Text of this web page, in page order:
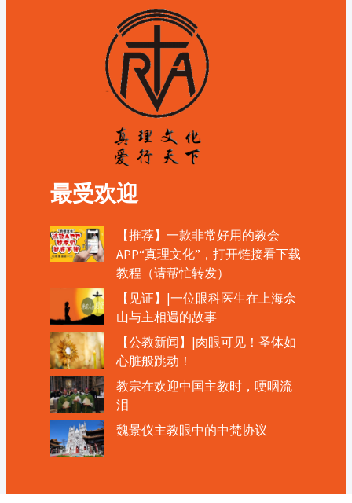
最受欢迎
【推荐】一款非常好用的教会
APP“真理文化”，打开链接看下载
教程（请帮忙转发）
【见证】|一位眼科医生在上海佘
山与主相遇的故事
【公教新闻】|肉眼可见！圣体如
心脏般跳动！
教宗在欢迎中国主教时，哽咽流
泪
魏景仪主教眼中的中梵协议